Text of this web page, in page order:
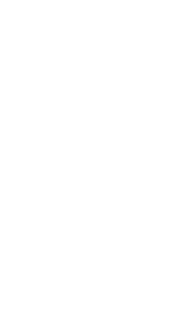
用之員工或非您小型企
用或共用商業服務。閣
共用任何資料或其他內
收件者傳送大量通訊或
、使用或出售「軟體」
人散布、發布、複製、
務」。閣下不得對本軟
編譯、反組譯、修改或
適用法律明確允許的範
體」和「服務」的任何
體複本數量不得超過本
量。
賃和/或借出「軟體」或